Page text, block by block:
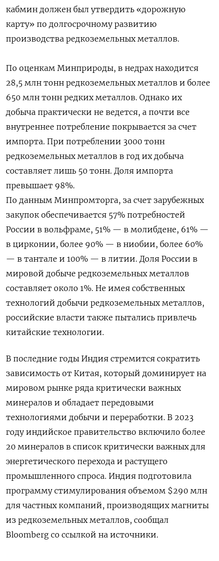
кабмин должен был утвердить «дорожную
карту» по долгосрочному развитию
производства редкоземельных металлов.
По оценкам Минприроды, в недрах находится
28,5 млн тонн редкоземельных металлов и более
650 млн тонн редких металлов. Однако их
добыча практически не ведется, а почти все
внутреннее потребление покрывается за счет
импорта. При потреблении 3000 тонн
редкоземельных металлов в год их добыча
составляет лишь 50 тонн. Доля импорта
превышает 98%.
По данным Минпромторга, за счет зарубежных
закупок обеспечивается 57% потребностей
России в вольфраме, 51% — в молибдене, 61% —
в цирконии, более 90% — в ниобии, более 60%
— в тантале и 100% — в литии. Доля России в
мировой добыче редкоземельных металлов
составляет около 1%. Не имея собственных
технологий добычи редкоземельных металлов,
российские власти также пытались привлечь
китайские технологии.
В последние годы Индия стремится сократить
зависимость от Китая, который доминирует на
мировом рынке ряда критически важных
минералов и обладает передовыми
технологиями добычи и переработки. В 2023
году индийское правительство включило более
20 минералов в список критически важных для
энергетического перехода и растущего
промышленного спроса. Индия подготовила
программу стимулирования объемом $290 млн
для частных компаний, производящих магниты
из редкоземельных металлов, сообщал
Bloomberg со ссылкой на источники.